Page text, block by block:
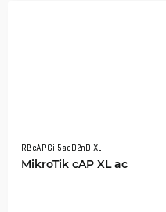
RBcAPGi-5acD2nD-XL
MikroTik cAP XL ac